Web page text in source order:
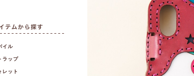
イル
ラップ
レット